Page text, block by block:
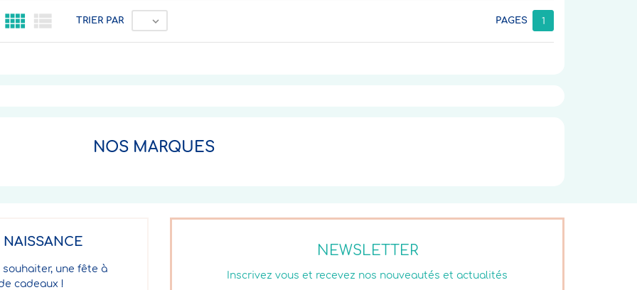
  TRIER PAR  PAGES 1
NOS MARQUES
NAISSANCE
une fête à
cadeaux !
NEWSLETTER
Inscrivez vous et recevez nos nouveautés et actualités